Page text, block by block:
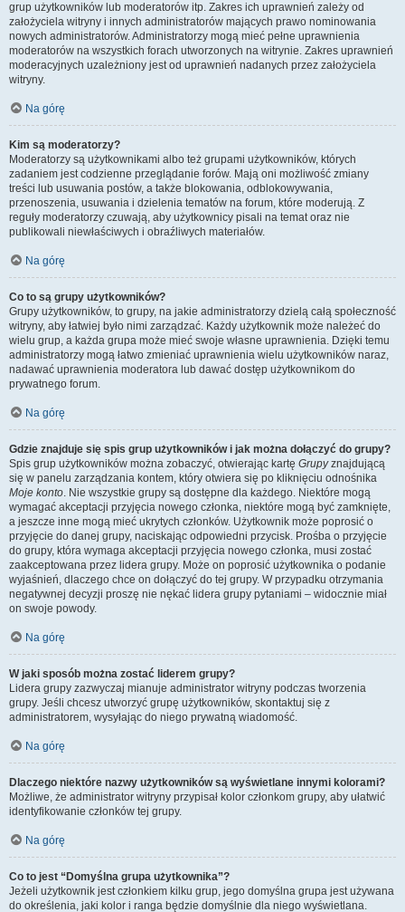
grup użytkowników lub moderatorów itp. Zakres ich uprawnień zależy od
założyciela witryny i innych administratorów mających prawo nominowania
nowych administratorów. Administratorzy mogą mieć pełne uprawnienia
moderatorów na wszystkich forach utworzonych na witrynie. Zakres uprawnień
moderacyjnych uzależniony jest od uprawnień nadanych przez założyciela
witryny.
Na górę
Kim są moderatorzy?
Moderatorzy są użytkownikami albo też grupami użytkowników, których
zadaniem jest codzienne przeglądanie forów. Mają oni możliwość zmiany
treści lub usuwania postów, a także blokowania, odblokowywania,
przenoszenia, usuwania i dzielenia tematów na forum, które moderują. Z
reguły moderatorzy czuwają, aby użytkownicy pisali na temat oraz nie
publikowali niewłaściwych i obraźliwych materiałów.
Na górę
Co to są grupy użytkowników?
Grupy użytkowników, to grupy, na jakie administratorzy dzielą całą społeczność
witryny, aby łatwiej było nimi zarządzać. Każdy użytkownik może należeć do
wielu grup, a każda grupa może mieć swoje własne uprawnienia. Dzięki temu
administratorzy mogą łatwo zmieniać uprawnienia wielu użytkowników naraz,
nadawać uprawnienia moderatora lub dawać dostęp użytkownikom do
prywatnego forum.
Na górę
Gdzie znajduje się spis grup użytkowników i jak można dołączyć do grupy?
Spis grup użytkowników można zobaczyć, otwierając kartę Grupyznajdującą
się w panelu zarządzania kontem, który otwiera się po kliknięciu odnośnika
Moje konto. Nie wszystkie grupy są dostępne dla każdego. Niektóre mogą
wymagać akceptacji przyjęcia nowego członka, niektóre mogą być zamknięte,
a jeszcze inne mogą mieć ukrytych członków. Użytkownik może poprosić o
przyjęcie do danej grupy, naciskając odpowiedni przycisk. Prośba o przyjęcie
do grupy, która wymaga akceptacji przyjęcia nowego członka, musi zostać
zaakceptowana przez lidera grupy. Może on poprosić użytkownika o podanie
wyjaśnień, dlaczego chce on dołączyć do tej grupy. W przypadku otrzymania
negatywnej decyzji proszę nie nękać lidera grupy pytaniami – widocznie miał
on swoje powody.
Na górę
W jaki sposób można zostać liderem grupy?
Lidera grupy zazwyczaj mianuje administrator witryny podczas tworzenia
grupy. Jeśli chcesz utworzyć grupę użytkowników, skontaktuj się z
administratorem, wysyłając do niego prywatną wiadomość.
Na górę
Dlaczego niektóre nazwy użytkowników są wyświetlane innymi kolorami?
Możliwe, że administrator witryny przypisał kolor członkom grupy, aby ułatwić
identyfikowanie członków tej grupy.
Na górę
Co to jest “Domyślna grupa użytkownika”?
Jeżeli użytkownik jest członkiem kilku grup, jego domyślna grupa jest używana
do określenia, jaki kolor i ranga będzie domyślnie dla niego wyświetlana.